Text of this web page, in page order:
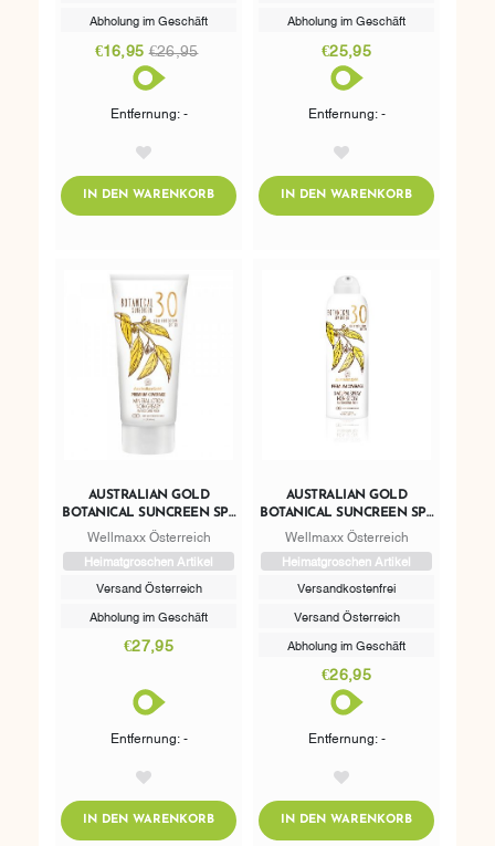
Abholung im Geschäft
€16,95 €26,95
Entfernung: -
IN DEN WARENKORBADDTOCART
Abholung im Geschäft
€25,95
Entfernung: -
IN DEN WARENKORBADDTOCART
AUSTRALIAN GOLD
BOTANICAL SUNCREEN SPF
30 MINERAL LOTION
Wellmaxx Österreich
Heimatgroschen Artikel
Versand Österreich
Abholung im Geschäft
€27,95
Entfernung: -
IN DEN WARENKORBADDTOCART
AUSTRALIAN GOLD
BOTANICAL SUNCREEN SPF
30 NATURAL SPRAY
Wellmaxx Österreich
Heimatgroschen Artikel
Versandkostenfrei
Versand Österreich
Abholung im Geschäft
€26,95
Entfernung: -
IN DEN WARENKORBADDTOCART